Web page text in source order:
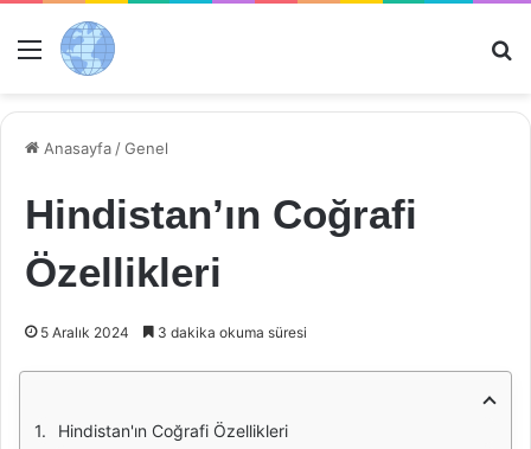
Menü
Anasayfa /Genel
Hindistan’ın Coğrafi
Özellikleri
5 Aralık 2024 3 dakika okuma süresi
Hindistan'ın Coğrafi Özellikleri